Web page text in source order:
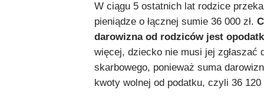
W ciągu 5 ostatnich lat rodzice
pieniądze o łącznej sumie 36 000 zł.
darowizna od rodziców jest
więcej, dziecko nie musi jej zgłaszać
skarbowego, ponieważ suma
kwoty wolnej od podatku, czyli 36 120